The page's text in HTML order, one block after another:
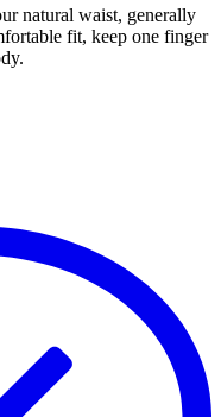
natural waist, generally
fit, keep one finger